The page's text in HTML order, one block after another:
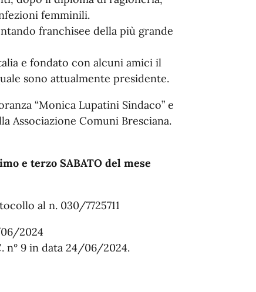
femminili.
franchisee della più grande
e fondato con alcuni amici il
sono attualmente presidente.
“Monica Lupatini Sindaco” e
Associazione Comuni Bresciana.
e terzo SABATO del mese
al n. 030/7725711
2024
n° 9 in data 24/06/2024.